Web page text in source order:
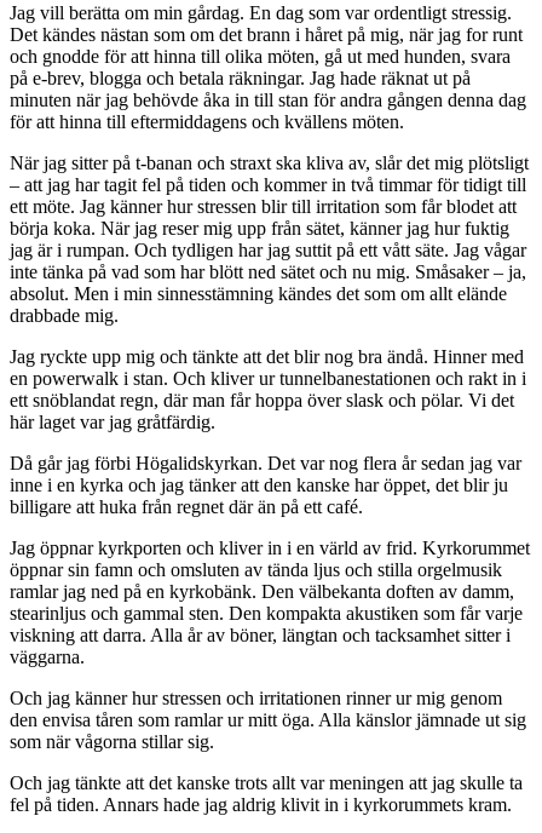
Jag vill berätta om min gårdag. En dag som var ordentligt stressig.
Det kändes nästan som om det brann i håret på mig, när jag for runt
och gnodde för att hinna till olika möten, gå ut med hunden, svara
på e-brev, blogga och betala räkningar. Jag hade räknat ut på
minuten när jag behövde åka in till stan för andra gången denna dag
för att hinna till eftermiddagens och kvällens möten.
När jag sitter på t-banan och straxt ska kliva av, slår det mig plötsligt
– att jag har tagit fel på tiden och kommer in två timmar för tidigt till
ett möte. Jag känner hur stressen blir till irritation som får blodet att
börja koka. När jag reser mig upp från sätet, känner jag hur fuktig
jag är i rumpan. Och tydligen har jag suttit på ett vått säte. Jag vågar
inte tänka på vad som har blött ned sätet och nu mig. Småsaker – ja,
absolut. Men i min sinnesstämning kändes det som om allt elände
drabbade mig.
Jag ryckte upp mig och tänkte att det blir nog bra ändå. Hinner med
en powerwalk i stan. Och kliver ur tunnelbanestationen och rakt in i
ett snöblandat regn, där man får hoppa över slask och pölar. Vi det
här laget var jag gråtfärdig.
Då går jag förbi Högalidskyrkan. Det var nog flera år sedan jag var
inne i en kyrka och jag tänker att den kanske har öppet, det blir ju
billigare att huka från regnet där än på ett café.
Jag öppnar kyrkporten och kliver in i en värld av frid. Kyrkorummet
öppnar sin famn och omsluten av tända ljus och stilla orgelmusik
ramlar jag ned på en kyrkobänk. Den välbekanta doften av damm,
stearinljus och gammal sten. Den kompakta akustiken som får varje
viskning att darra. Alla år av böner, längtan och tacksamhet sitter i
väggarna.
Och jag känner hur stressen och irritationen rinner ur mig genom
den envisa tåren som ramlar ur mitt öga. Alla känslor jämnade ut sig
som när vågorna stillar sig.
Och jag tänkte att det kanske trots allt var meningen att jag skulle ta
fel på tiden. Annars hade jag aldrig klivit in i kyrkorummets kram.